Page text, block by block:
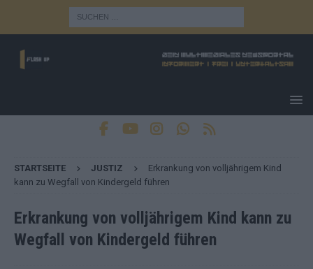
STARTSEITE JUSTIZ
Erkrankung von volljährigem Kind
kann zu Wegfall von Kindergeld führen
Erkrankung von volljährigem Kind kann zu
Wegfall von Kindergeld führen